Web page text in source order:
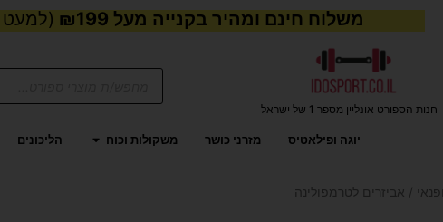
משלוח חינם ומהיר בקנייה מעל ₪199 (למעט
חנות הספורט אונליין מספר 1 של ישראל
Products
יוגה ופילאטיס מזרני כושר משקולות וכוח פתח משקולות
הליכונים
/ אביזרים לטרמפולינה